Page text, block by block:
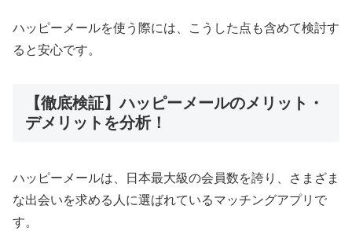
ハッピーメールを使う際には、こうした点も含めて検討す
ると安心です。
【徹底検証】ハッピーメールのメリット・
デメリットを分析！
ハッピーメールは、日本最大級の会員数を誇り、さまざま
な出会いを求める人に選ばれているマッチングアプリで
す。